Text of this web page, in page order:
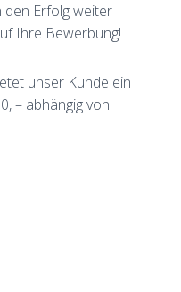
den Erfolg weiter
Ihre Bewerbung!
unser Kunde ein
– abhängig von